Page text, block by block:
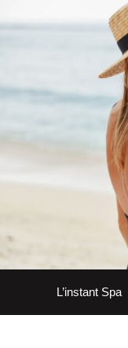
L’instant Spa